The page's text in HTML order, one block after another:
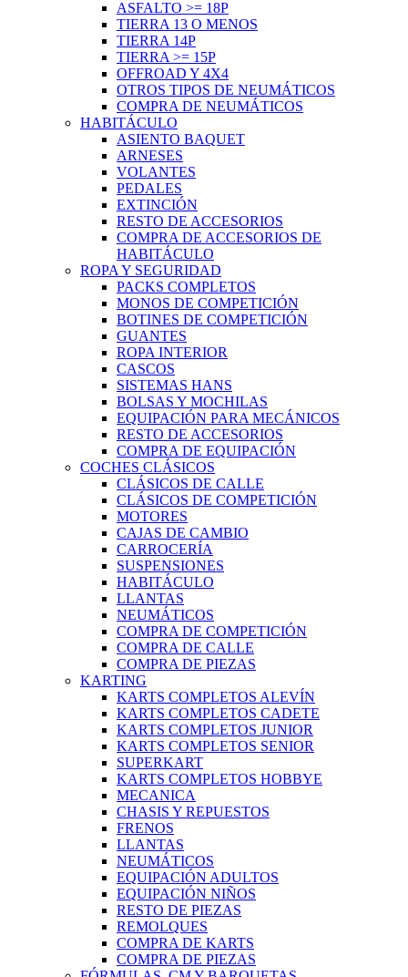
ASFALTO >= 18P
TIERRA 13 O MENOS
TIERRA 14P
TIERRA >= 15P
OFFROAD Y 4X4
OTROS TIPOS DE NEUMÁTICOS
COMPRA DE NEUMÁTICOS
HABITÁCULO
ASIENTO BAQUET
ARNESES
VOLANTES
PEDALES
EXTINCIÓN
RESTO DE ACCESORIOS
COMPRA DE ACCESORIOS DE
HABITÁCULO
ROPA Y SEGURIDAD
PACKS COMPLETOS
MONOS DE COMPETICIÓN
BOTINES DE COMPETICIÓN
GUANTES
ROPA INTERIOR
CASCOS
SISTEMAS HANS
BOLSAS Y MOCHILAS
EQUIPACIÓN PARA MECÁNICOS
RESTO DE ACCESORIOS
COMPRA DE EQUIPACIÓN
COCHES CLÁSICOS
CLÁSICOS DE CALLE
CLÁSICOS DE COMPETICIÓN
MOTORES
CAJAS DE CAMBIO
CARROCERÍA
SUSPENSIONES
HABITÁCULO
LLANTAS
NEUMÁTICOS
COMPRA DE COMPETICIÓN
COMPRA DE CALLE
COMPRA DE PIEZAS
KARTING
KARTS COMPLETOS ALEVÍN
KARTS COMPLETOS CADETE
KARTS COMPLETOS JUNIOR
KARTS COMPLETOS SENIOR
SUPERKART
KARTS COMPLETOS HOBBYE
MECANICA
CHASIS Y REPUESTOS
FRENOS
LLANTAS
NEUMÁTICOS
EQUIPACIÓN ADULTOS
EQUIPACIÓN NIÑOS
RESTO DE PIEZAS
REMOLQUES
COMPRA DE KARTS
COMPRA DE PIEZAS